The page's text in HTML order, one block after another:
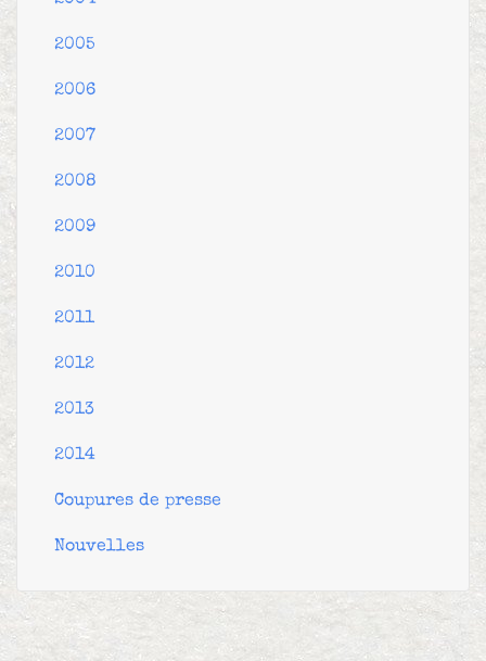
2005
2006
2007
2008
2009
2010
2011
2012
2013
2014
Coupures de presse
Nouvelles